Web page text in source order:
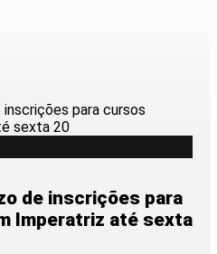
de inscrições para
Imperatriz até sexta